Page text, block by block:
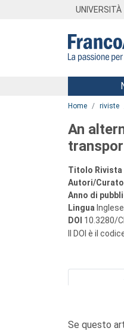
UNIVERSITÀ
Menu
Home riviste
An
Titolo Rivista
Autori/
Anno di
Lingua Inglese
DOI 10.3280/
Il DOI è il
Se questo